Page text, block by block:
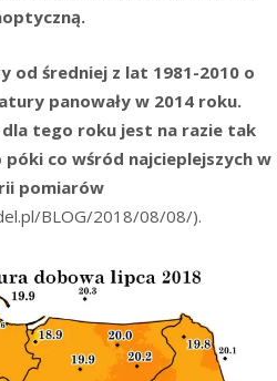
od średniej z lat 1981-2010 o
panowały w 2014 roku.
tego roku jest na razie tak
co wśród najcieplejszych w
pomiarów
BLOG/2018/08/08/).